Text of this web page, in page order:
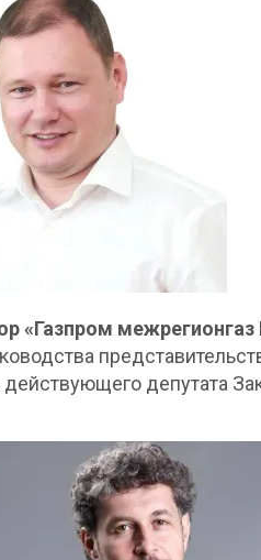
«Газпром
депутата